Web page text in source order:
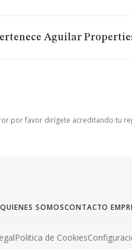
Aguilar
por favor dirígete acreditando tu
QUIENES SOMOSCONTACTO
Politica de Cookies